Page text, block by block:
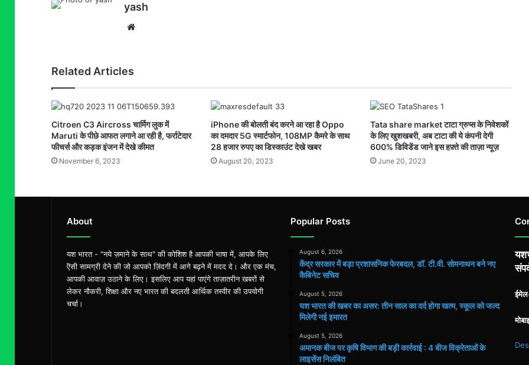
yash
Website
Related Articles
Citroen C3 Aircross चार्मिग लुक में
Maruti के पीछे आफत लगाने आ रही है, फर्राटेदार
फीचर्स और कड़क इंजन में देखे कीमत
November 6, 2023
iPhone की बोलती बंद करने आ रहा है Oppo
का दमदार 5G स्मार्टफोन, 108MP कैमरे के साथ
28 हजार रुपए का डिस्काउंट देखे खबर
August 20, 2023
Tata share market टाटा ग्रुप्स के निवेशकों
के लिए खुशखबरी, अब टाटा की ये कंपनी देगी
600% डिविडेंड जाने इस हफ़्ते की ताज़ा न्यूज़
June 20, 2023
About
यश भारत - "नये ज़माने के साथ" की कोशिश है आपकी भाषा में, आपके लिए
ऎसी सामग्री देने की जो आपको ज़िंदगी में आगे बढ़ने में मदद दे। और एक मंच,
आपकी आवाज़ उठाने के लिए। इसलिए आप यहां पाएंगे ताज़ातरीन खबरों से
लेकर नौकरी, शिक्षा और नए भारत की बदलती आर्थिक तस्वीर की उपयोगी
चर्चा।
Popular Posts
August 6, 2026
केंद्र सरकार में बड़ा प्रशासनिक फेरबदल, डॉ. टी.वी. सोमनाथन बने नए
कैबिनेट सचिव
August 5, 2026
यश भारत की खबर का असर: तीन साल का दर्द होगा खत्म, स्कूल को जल्द
मिलेगी नई इमारत
August 5, 2026
अमानक बीज पर कृषि विभाग की बड़ी कार्रवाई : 4 बीज विक्रेताओं के
लाइसेंस निलंबित